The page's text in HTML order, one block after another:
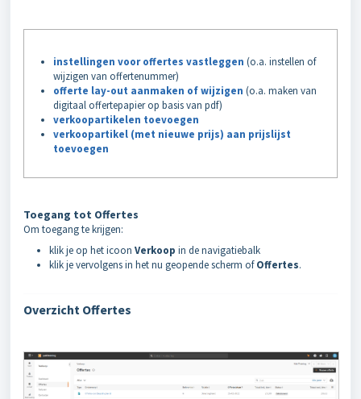
instellingen voor offertes vastleggen (o.a. instellen of
wijzigen van offertenummer)
offerte lay-out aanmaken of wijzigen (o.a. maken van
digitaal offertepapier op basis van pdf)
verkoopartikelen toevoegen
verkoopartikel (met nieuwe prijs) aan prijslijst
toevoegen
Toegang tot Offertes
Om toegang te krijgen:
klik je op het icoon Verkoop in de navigatiebalk
klik je vervolgens in het nu geopende scherm ofOffertes.
Overzicht Offertes